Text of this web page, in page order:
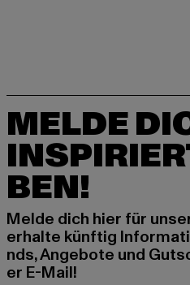
MELDE
BEN!
Melde dich hier für
erhalte künftig
nds, Angebote und
er E-Mail!